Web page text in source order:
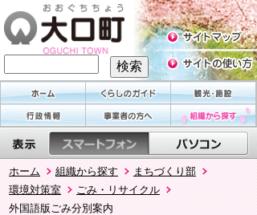
ホーム 組織から探す
まちづくり部
環境対策室
ごみ・リサイクル
外国語版ごみ分別案内